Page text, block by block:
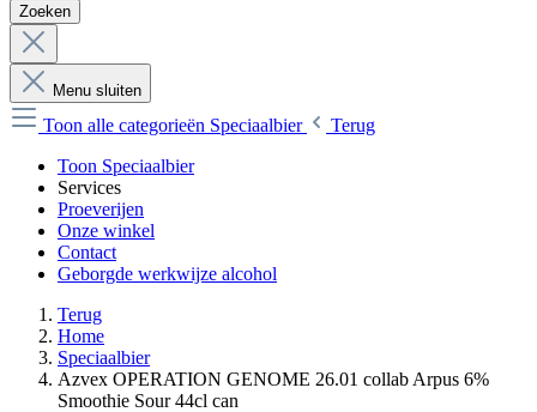
Zoeken
Menu sluiten
Toon alle categorieën Speciaalbier
Terug
Toon Speciaalbier
Services
Proeverijen
Onze winkel
Contact
Geborgde werkwijze alcohol
Terug
Home
Speciaalbier
Azvex OPERATION GENOME 26.01 collab Arpus 6%
Smoothie Sour 44cl can